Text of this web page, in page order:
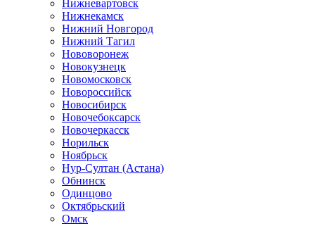
Нижневартовск
Нижнекамск
Нижний Новгород
Нижний Тагил
Нововоронеж
Новокузнецк
Новомосковск
Новороссийск
Новосибирск
Новочебоксарск
Новочеркасск
Норильск
Ноябрьск
Нур-Султан (Астана)
Обнинск
Одинцово
Октябрьский
Омск